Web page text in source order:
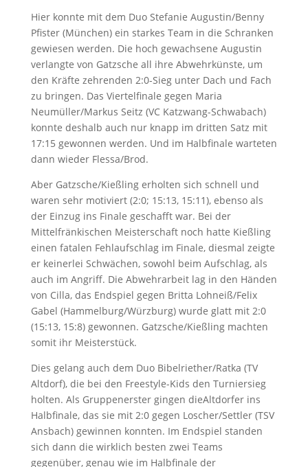
Hier konnte mit dem Duo Stefanie Augustin/Benny
Pfister (München) ein starkes Team in die Schranken
gewiesen werden. Die hoch gewachsene Augustin
verlangte von Gatzsche all ihre Abwehrkünste, um
den Kräfte zehrenden 2:0-Sieg unter Dach und Fach
zu bringen. Das Viertelfinale gegen Maria
Neumüller/Markus Seitz (VC Katzwang-Schwabach)
konnte deshalb auch nur knapp im dritten Satz mit
17:15 gewonnen werden. Und im Halbfinale warteten
dann wieder Flessa/Brod.
Aber Gatzsche/Kießling erholten sich schnell und
waren sehr motiviert (2:0; 15:13, 15:11), ebenso als
der Einzug ins Finale geschafft war. Bei der
Mittelfränkischen Meisterschaft noch hatte Kießling
einen fatalen Fehlaufschlag im Finale, diesmal zeigte
er keinerlei Schwächen, sowohl beim Aufschlag, als
auch im Angriff. Die Abwehrarbeit lag in den Händen
von Cilla, das Endspiel gegen Britta Lohneiß/Felix
Gabel (Hammelburg/Würzburg) wurde glatt mit 2:0
(15:13, 15:8) gewonnen. Gatzsche/Kießling machten
somit ihr Meisterstück.
Dies gelang auch dem Duo Bibelriether/Ratka (TV
Altdorf), die bei den Freestyle-Kids den Turniersieg
holten. Als Gruppenerster gingen dieAltdorfer ins
Halbfinale, das sie mit 2:0 gegen Loscher/Settler (TSV
Ansbach) gewinnen konnten. Im Endspiel standen
sich dann die wirklich besten zwei Teams
gegenüber, genau wie im Halbfinale der